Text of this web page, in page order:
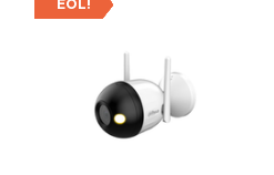
EOL!